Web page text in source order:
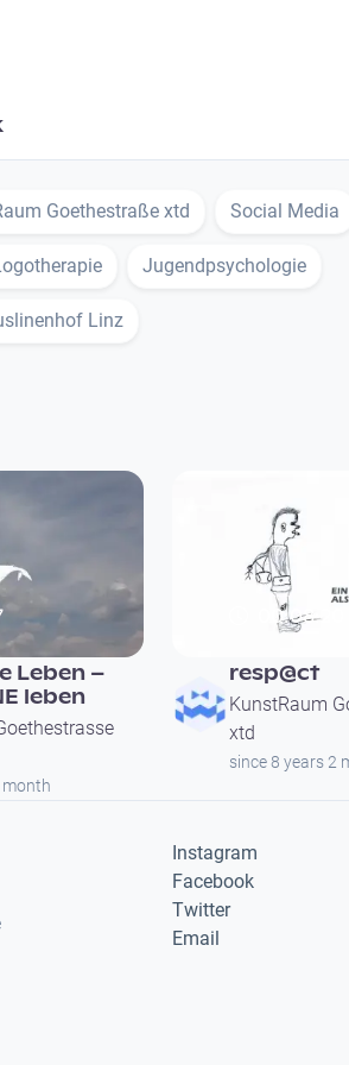
Goethestraße xtd Social Media
Jugendpsychologie
Linz
Leben –
leben
month
00:08:20
resp@ct
KunstRaum
xtd
since 8 years 2
Instagram
Facebook
Twitter
Email